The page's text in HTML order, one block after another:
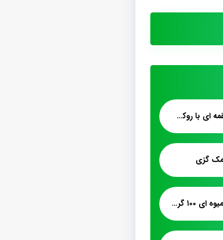
تولید کننده پشمک لقمه ای با روکش کاکائویی
گزی
خرید پشمک الیافی میوه ای ۱۰۰ گرمی